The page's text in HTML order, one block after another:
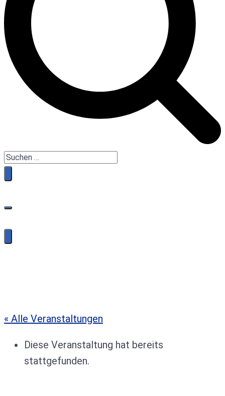
« Alle Veranstaltungen
Diese Veranstaltung hat bereits
stattgefunden.